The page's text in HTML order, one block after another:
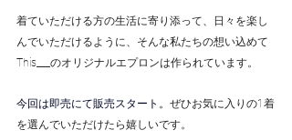
着ていただける方の生活に寄り添って、日々を楽し
んでいただけるように、そんな私たちの想い込めて
This___のオリジナルエプロンは作られています。
今回は即売にて販売スタート。 ぜひお気に入りの1着
を選んでいただけたら嬉しいです。